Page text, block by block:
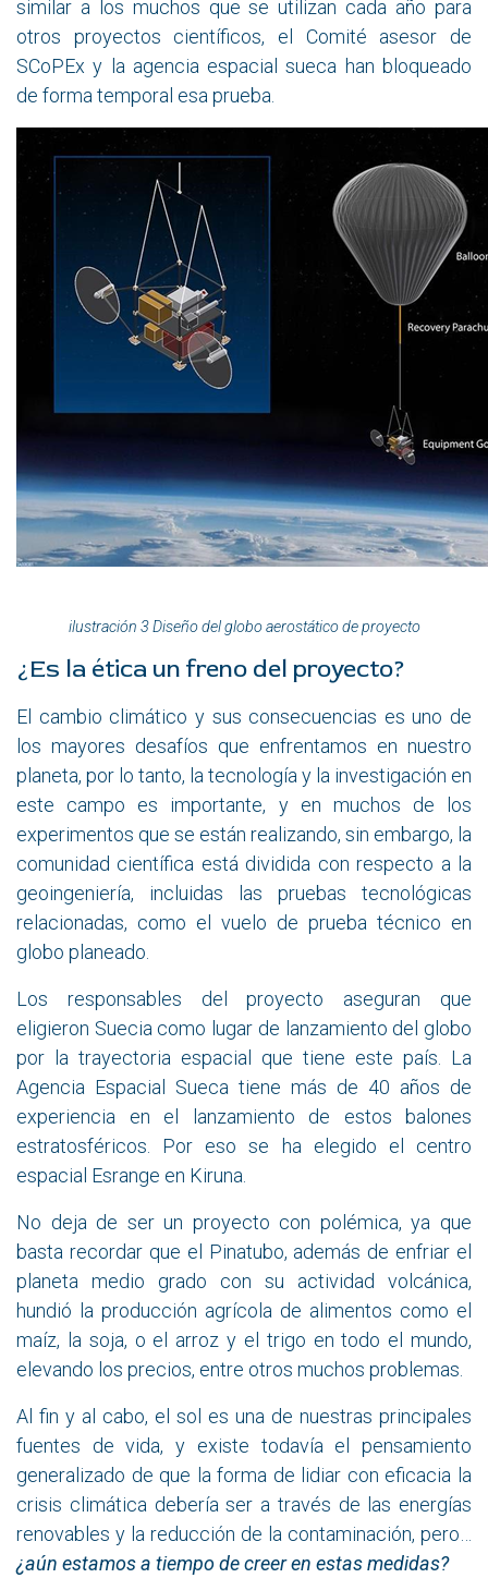
similar a los muchos que se utilizan cada año para
otros proyectos científicos, el Comité asesor de
SCoPEx y la agencia espacial sueca han bloqueado
de forma temporal esa prueba.
ilustración 3 Diseño del globo aerostático de proyecto
¿Es la ética un freno del proyecto?
El cambio climático y sus consecuencias es uno de
los mayores desafíos que enfrentamos en nuestro
planeta, por lo tanto, la tecnología y la investigación en
este campo es importante, y en muchos de los
experimentos que se están realizando, sin embargo, la
comunidad científica está dividida con respecto a la
geoingeniería, incluidas las pruebas tecnológicas
relacionadas, como el vuelo de prueba técnico en
globo planeado.
Los responsables del proyecto aseguran que
eligieron Suecia como lugar de lanzamiento del globo
por la trayectoria espacial que tiene este país. La
Agencia Espacial Sueca tiene más de 40 años de
experiencia en el lanzamiento de estos balones
estratosféricos. Por eso se ha elegido el centro
espacial Esrange en Kiruna.
No deja de ser un proyecto con polémica, ya que
basta recordar que el Pinatubo, además de enfriar el
planeta medio grado con su actividad volcánica,
hundió la producción agrícola de alimentos como el
maíz, la soja, o el arroz y el trigo en todo el mundo,
elevando los precios, entre otros muchos problemas.
Al fin y al cabo, el sol es una de nuestras principales
fuentes de vida, y existe todavía el pensamiento
generalizado de que la forma de lidiar con eficacia la
crisis climática debería ser a través de las energías
renovables y la reducción de la contaminación, pero…
¿aún estamos a tiempo de creer en estas medidas?